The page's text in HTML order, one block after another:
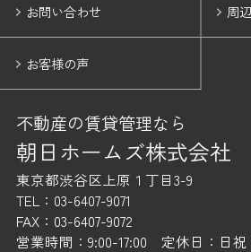
お問い合わせ 周
お客様の声
不動産の賃貸管理なら
朝日ホームズ株式会社
東京都渋谷区上原１丁目3-9
TEL：03-6407-9071
FAX：03-6407-9072
営業時間：9:00-17:00 定休日：日祝